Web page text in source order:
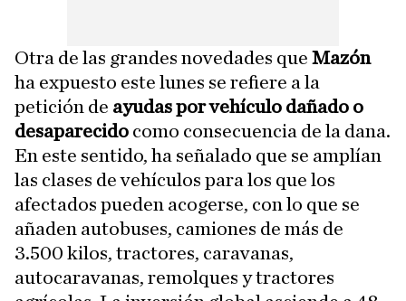
Otra de las grandes novedades que Mazón
ha expuesto este lunes se refiere a la
petición de ayudas por vehículo dañado o
desaparecido como consecuencia de la dana.
En este sentido, ha señalado que se amplían
las clases de vehículos para los que los
afectados pueden acogerse, con lo que se
añaden autobuses, camiones de más de
3.500 kilos, tractores, caravanas,
autocaravanas, remolques y tractores